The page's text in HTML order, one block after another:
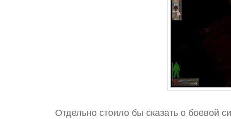
Отдельно стоило бы сказать о боевой